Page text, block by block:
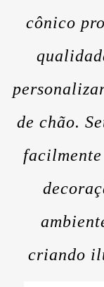
cônico
de chão.
criando